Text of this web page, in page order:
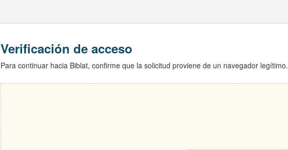
Verificación de acceso
Para continuar hacia Biblat, confirme que la solicitud proviene de un navegador legítimo.